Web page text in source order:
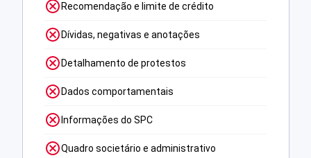
Recomendação e limite de crédito
Dívidas, negativas e anotações
Detalhamento de protestos
Dados comportamentais
Informações do SPC
Quadro societário e administrativo